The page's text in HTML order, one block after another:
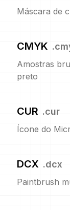
Máscara de
CMYK .
Amostras
preto
CUR .cur
Ícone do
DCX .dcx
Paintbrush